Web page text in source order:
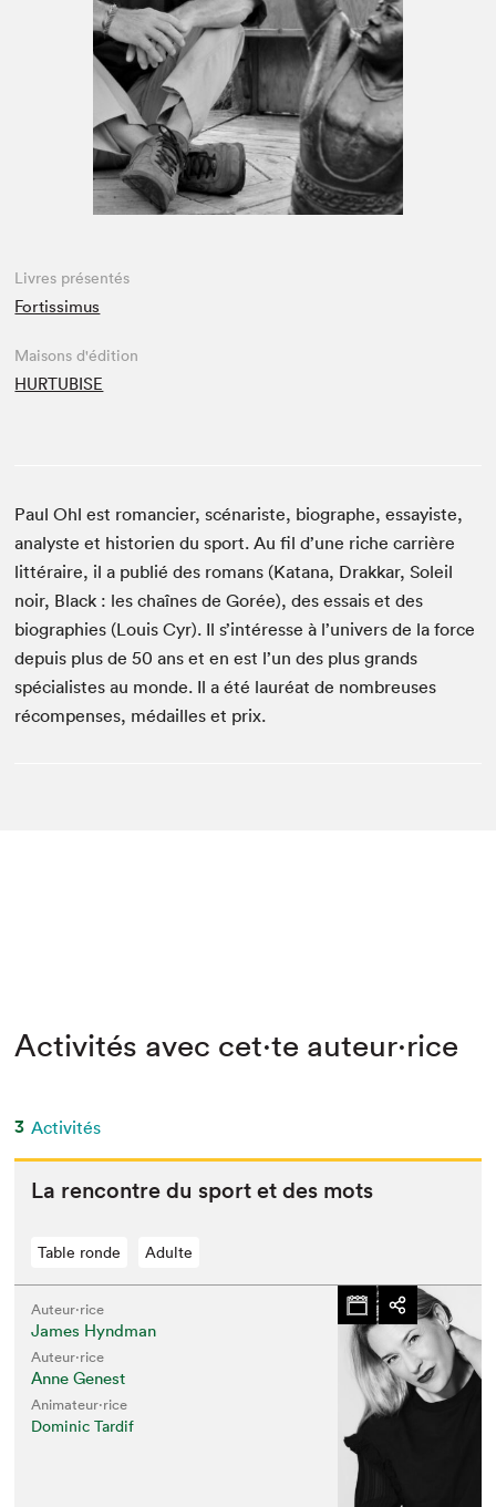
Espace enseignant·e·s
Espace pro
Livres présentés
Fortissimus
Maisons d'édition
HURTUBISE
Paul Ohl est romancier, scénariste, biographe, essayiste,
analyste et historien du sport. Au fil d’une riche carrière
littéraire, il a publié des romans (Katana, Drakkar, Soleil
noir, Black : les chaînes de Gorée), des essais et des
biographies (Louis Cyr). Il s’intéresse à l’univers de la force
depuis plus de 50 ans et en est l’un des plus grands
spécialistes au monde. Il a été lauréat de nombreuses
récompenses, médailles et prix.
Activités avec cet·te auteur·rice
3 Activités
La ren­con­tre du sport et des mots
Table ronde Adulte
Auteur·rice
James Hyndman
Auteur·rice
Anne Genest
Animateur⋅rice
Dominic Tardif